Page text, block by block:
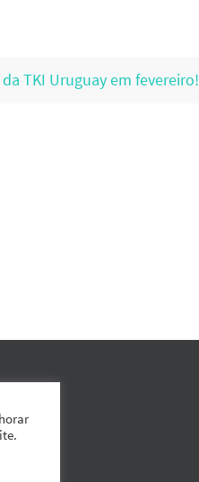
TKI Uruguay em fevereiro!